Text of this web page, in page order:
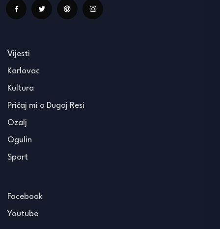
Vijesti
Karlovac
Kultura
Pričaj mi o Dugoj Resi
Ozalj
Ogulin
Sport
Facebook
Youtube